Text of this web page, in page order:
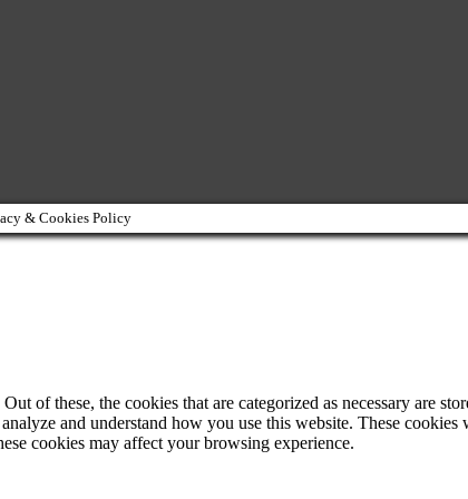
& Cookies Policy
of these, the cookies that are categorized as necessary are
and understand how you use this website. These
cookies may affect your browsing experience.